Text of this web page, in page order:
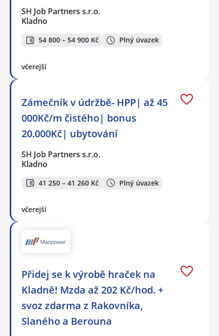
SH Job Partners s.r.o.
Kladno
54 800 – 54 900 Kč Plný úvazek
včerejší
Zámečník v údržbě- HPP| až 45
000Kč/m čistého| bonus
20.000Kč| ubytování
SH Job Partners s.r.o.
Kladno
41 250 – 41 260 Kč Plný úvazek
včerejší
Přidej se k výrobě hraček na
Kladně! Mzda až 202 Kč/hod. +
svoz zdarma z Rakovníka,
Slaného a Berouna